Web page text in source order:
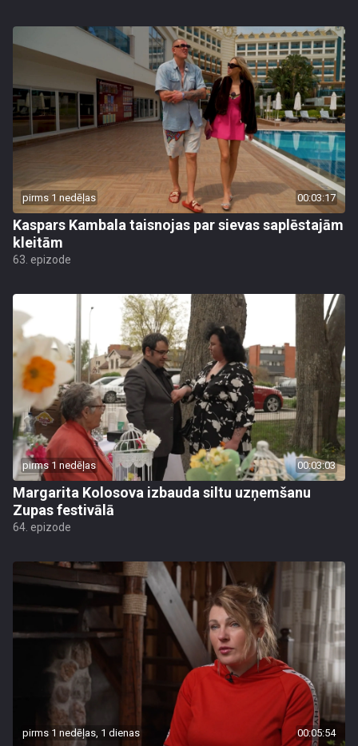
pirms 1 nedēļas 00:03:17
Kaspars Kambala taisnojas par sievas saplēstajām
kleitām
63. epizode
pirms 1 nedēļas 00:03:03
Margarita Kolosova izbauda siltu uzņemšanu
Zupas festivālā
64. epizode
pirms 1 nedēļas, 1 dienas 00:05:54